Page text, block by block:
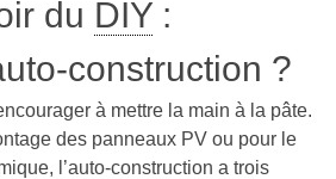
du DIY:
construction ?
à mettre la main à la pâte.
des panneaux PV ou pour le
l’auto-construction a trois